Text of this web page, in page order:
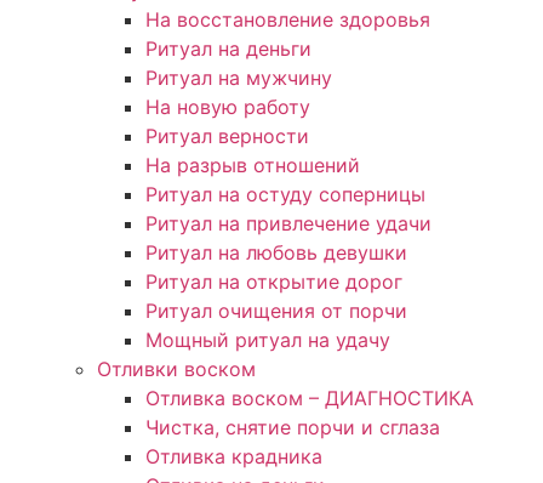
На восстановление здоровья
Ритуал на деньги
Ритуал на мужчину
На новую работу
Ритуал верности
На разрыв отношений
Ритуал на остуду соперницы
Ритуал на привлечение удачи
Ритуал на любовь девушки
Ритуал на открытие дорог
Ритуал очищения от порчи
Мощный ритуал на удачу
Отливки воском
Отливка воском – ДИАГНОСТИКА
Чистка, снятие порчи и сглаза
Отливка крадника